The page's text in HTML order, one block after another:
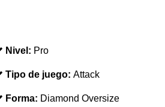
Nivel: Pro
Tipo de juego: Attack
Forma: Diamond Oversize